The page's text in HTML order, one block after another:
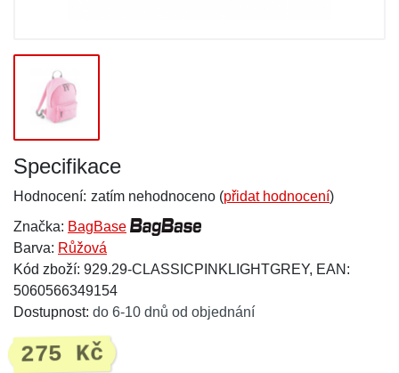
Specifikace
Hodnocení: zatím nehodnoceno (přidat hodnocení)
Značka: BagBase
Barva: Růžová
Kód zboží: 929.29-CLASSICPINKLIGHTGREY, EAN:
5060566349154
Dostupnost: do 6-10 dnů od objednání
275 Kč